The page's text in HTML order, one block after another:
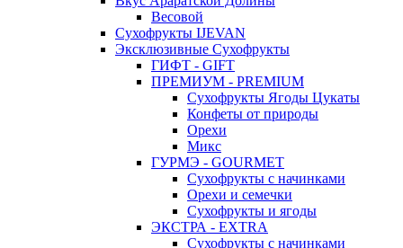
Весовой
Сухофрукты IJEVAN
Эксклюзивные Сухофрукты
ГИФТ - GIFT
ПРЕМИУМ - PREMIUM
Сухофрукты Ягоды Цукаты
Конфеты от природы
Орехи
Микс
ГУРМЭ - GOURMET
Сухофрукты с начинками
Орехи и семечки
Сухофрукты и ягоды
ЭКСТРА - EXTRA
Сухофрукты с начинками